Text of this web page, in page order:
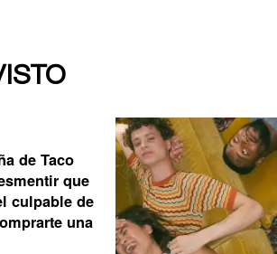
de Taco
que
culpable de
una